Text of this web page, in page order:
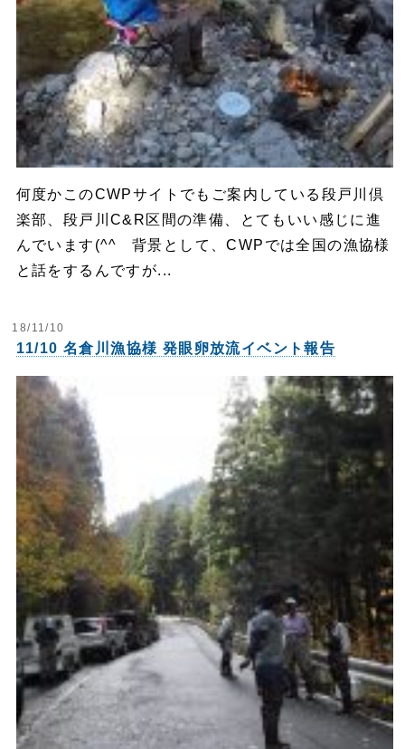
何度かこのCWPサイトでもご案内している段戸川倶
楽部、段戸川C&R区間の準備、とてもいい感じに進
んでいます(^^ 背景として、CWPでは全国の漁協様
と話をするんですが...
18/11/10
11/10 名倉川漁協様 発眼卵放流イベント報告